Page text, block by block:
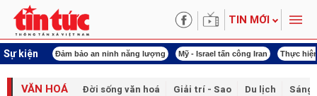
TIN MỚI
Sự kiện
khóa XVI Đảm bảo an ninh năng lượng Mỹ - Israel tấn công Iran Thực
VĂN HOÁ Đời sống văn hoá Giải trí - Sao Du lịch Sáng